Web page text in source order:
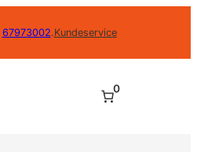
67973002.Kundeservice
0